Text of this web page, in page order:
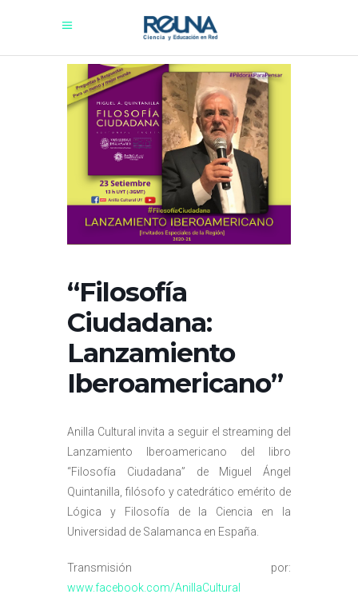
“Filosofía
Ciudadana:
Lanzamiento
Iberoamericano”
Anilla Cultural invita a seguir el streaming del
Lanzamiento Iberoamericano del libro
“Filosofía Ciudadana” de Miguel Ángel
Quintanilla, filósofo y catedrático emérito de
Lógica y Filosofía de la Ciencia en la
Universidad de Salamanca en España.
Transmisión por:
www.facebook.com/AnillaCultural